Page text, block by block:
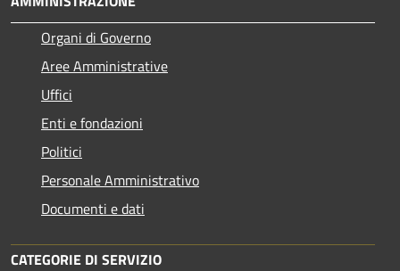
Organi di Governo
Aree Amministrative
Uffici
Enti e fondazioni
Politici
Personale Amministrativo
Documenti e dati
CATEGORIE DI SERVIZIO